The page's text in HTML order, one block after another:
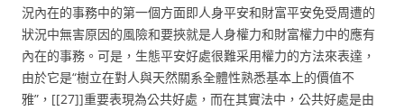
況內在的事務中的第一個方面即人身平安和財富平安免受周遭的
狀況中無害原因的風險和要挾就是人身權力和財富權力中的應有
內在的事務。可是，生態平安好處很難采用權力的方法來表達，
由於它是“樹立在對人與天然關系全體性熟悉基本上的價值不
雅”，[[27]]重要表現為公共好處，而在其實法中，公共好處是由